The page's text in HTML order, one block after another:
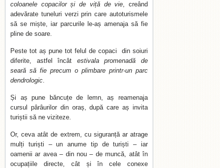
coloanele copacilor și de viță de vie, creând
adevărate tuneluri verzi prin care autoturismele
să se miște, iar parcurile le-aș amenaja să fie
pline de soare.
Peste tot aș pune tot felul de copaci din soiuri
diferite, astfel încât estivala promenadă de
seară să fie precum o plimbare printr-un parc
dendrologic.
Și aș pune băncuțe de lemn, aș reamenaja
cursul pârâurilor din oraș, după care aș invita
turiștii să ne viziteze.
Or, ceva atât de extrem, cu siguranță ar atrage
mulți turiști – un anume tip de turiști – iar
oamenii ar avea – din nou – de muncă, atât în
ocupațiile directe, cât și în cele conexe